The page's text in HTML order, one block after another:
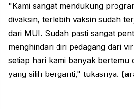
"Kami sangat mendukung
divaksin, terlebih vaksin sudah
dari MUI. Sudah pasti sangat
menghindari diri pedagang dari
setiap hari kami banyak bertemu
yang silih berganti," tukasnya.